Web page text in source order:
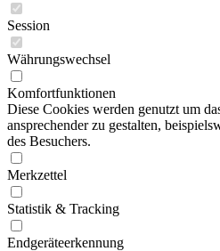
Session
Währungswechsel
Komfortfunktionen
Diese Cookies werden genutzt um
ansprechender zu gestalten,
des Besuchers.
Merkzettel
Statistik & Tracking
Endgeräteerkennung